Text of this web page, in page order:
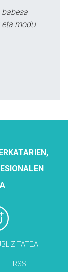
modu
RSS